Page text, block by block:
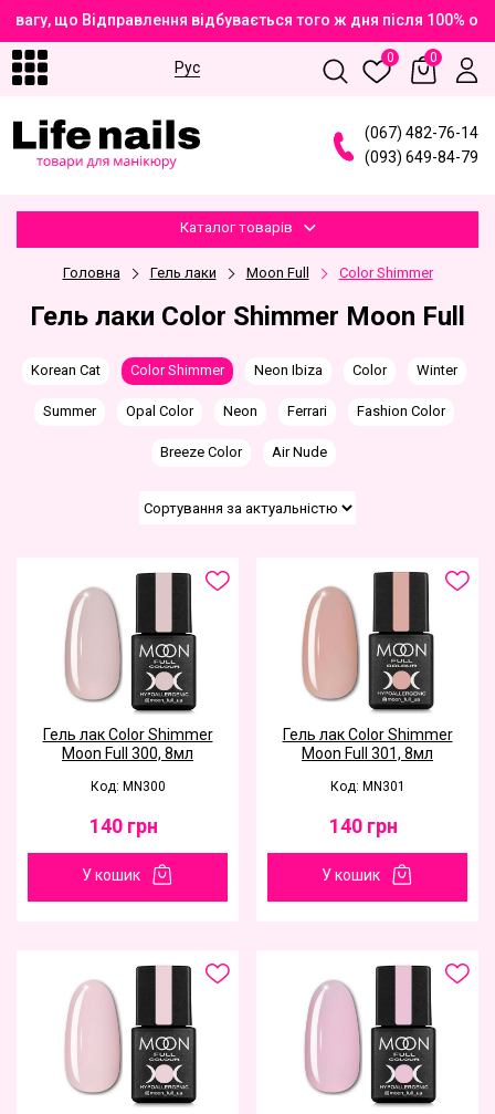
що Відправлення відбувається того ж дня після 100%
Рус
0 0
(067) 482-76-14
(093) 649-84-79
Каталог товарів
Головна Гель лаки Moon Full Color Shimmer
Гель лаки Color Shimmer Moon Full
Korean Cat Color Shimmer Neon Ibiza Color Winter
Summer Opal Color Neon Ferrari Fashion Color
Breeze Color Air Nude
Гель лак Color Shimmer
Moon Full 300, 8мл
Код: MN300
140 грн
У кошик
Гель лак Color Shimmer
Moon Full 301, 8мл
Код: MN301
140 грн
У кошик